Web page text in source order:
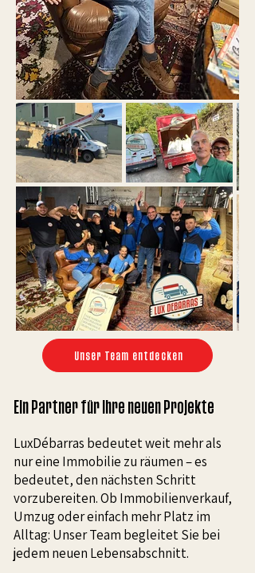
Unser Team entdecken
Ein Partner für Ihre neuen Projekte
LuxDébarras bedeutet weit mehr als
nur eine Immobilie zu räumen – es
bedeutet, den nächsten Schritt
vorzubereiten. Ob Immobilienverkauf,
Umzug oder einfach mehr Platz im
Alltag: Unser Team begleitet Sie bei
jedem neuen Lebensabschnitt.